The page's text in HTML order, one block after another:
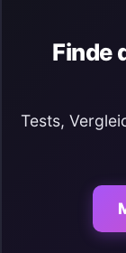
Finde
Tests,